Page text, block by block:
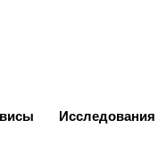
Исследования